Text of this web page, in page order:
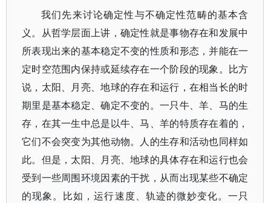
我们先来讨论确定性与不确定性范畴的基本含
义。从哲学层面上讲，确定性就是事物存在和发展中
所表现出来的基本稳定不变的性质和形态，并能在一
定时空范围内保持或延续存在一个阶段的现象。比方
说，太阳、月亮、地球的存在和运行，在相当长的时
期里是基本稳定、确定不变的。一只牛、羊、马的生
存，在其一生中总是以牛、马、羊的特质存在着的，
它们不会突变为其他动物。人的生存和活动也同样如
此。但是，太阳、月亮、地球的具体存在和运行也会
受到一些周围环境因素的干扰，从而出现某些不确定
的现象。比如，运行速度、轨迹的微妙变化。一只